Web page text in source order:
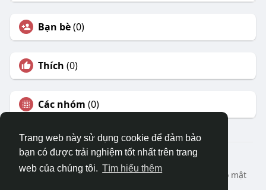
Trang web này sử dụng cookie để đảm bảo
bạn có được trải nghiệm tốt nhất trên trang
web của chúng tôi. Tìm hiểu thêm
Bạn bè(0)
Thích (0)
Các nhóm (0)
© 2026 DRVIET.COM
Nhà
Bao Quát Liên hệ chúng tôi
Chính sách bảo mật